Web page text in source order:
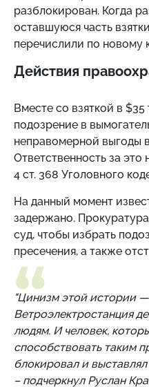
разблокирован. Когда
оставшуюся часть
перечислили по новому
Действия
Вместе со взяткой в
подозрение в
неправомерной выгоды
Ответственность за это
4 ст. 368 Уголовного
На данный момент
задержано.
суд, чтобы избрать
пресечения, а также
"Цинизм этой истории —
Ветроэлектростанция
людям. И человек,
способствовать таким
блокировал и
– подчеркнул Руслан